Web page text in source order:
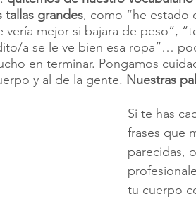
tallas grandes, como “he estado
vería mejor si bajara de peso”,
a se le ve bien esa ropa”…
en terminar. Pongamos
y al de la gente. Nuestras
Si te has
frases que
parecidas,
tu cuerpo